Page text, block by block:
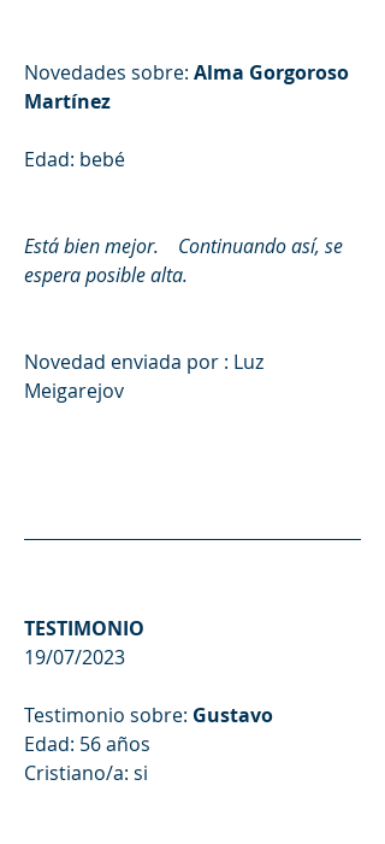
Novedades sobre: Alma Gorgoroso
Martínez
Edad: bebé
Está bien mejor.    Continuando así, se
espera posible alta.
Novedad enviada por : Luz
Meigarejov
TESTIMONIO
19/07/2023
Testimonio sobre: Gustavo
Edad: 56 años
Cristiano/a: si